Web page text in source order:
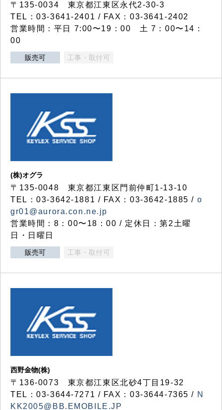
〒135-0034 東京都江東区永代2-30-3
TEL：03-3641-2401 / FAX：03-3641-2402
営業時間：平日 7:00〜19：00 土 7：00〜14：
00
販売可 工事・取付可
(株)オグラ
〒135-0048 東京都江東区門前仲町1-13-10
TEL：03-3642-1881 / FAX：03-3642-1885 / o
gr01@aurora.con.ne.jp
営業時間：8：00〜18：00 / 定休日：第2土曜
日・日曜日
販売可 工事・取付可
西野金物(株)
〒136-0073 東京都江東区北砂4丁目19-32
TEL：03‐3644‐7271 / FAX：03-3644-7365 / N
KK2005@BB.EMOBILE.JP